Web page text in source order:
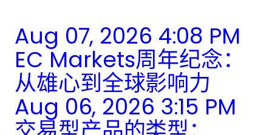
Aug 07, 2026 4:08 PM
EC Markets周年纪念：
从雄心到全球影响力
Aug 06, 2026 3:15 PM